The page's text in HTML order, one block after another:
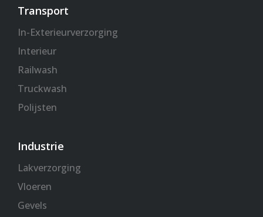
Transport
In-Exterieurverzorging
Interieur
Railwash
Truckwash
Polijsten
Industrie
Lakverzorging
Vloeren
Gevels